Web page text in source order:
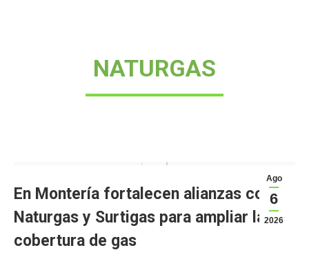
NATURGAS
Ago
6
2026
En Montería fortalecen alianzas con
Naturgas y Surtigas para ampliar la
cobertura de gas